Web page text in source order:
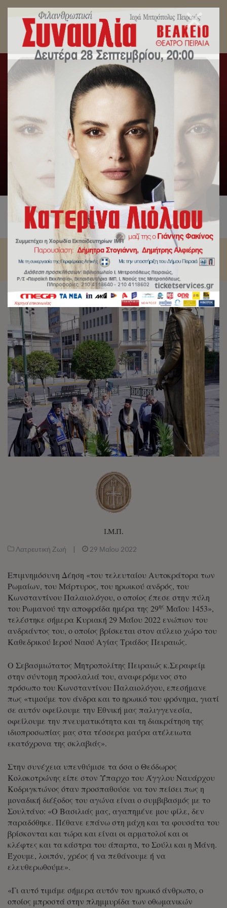
Επιμνημόσυνη Δέηση Κωνσταντίνου
Παλαιολόγου, ενώπιον του ανδριάντος του στον
Καθεδρικό Ιερό Ναό Αγίας Τριάδος Πειραιώς.
Αρχική Λατρευτική Ζωή / Επιμνημόσυνη Δέηση
Κωνσταντίνου Παλαιολόγου, ενώπιον του ανδριάντος του στον
Καθεδρικό Ιερό Ναό Αγίας Τριάδος Πειραιώς.
Ι.Μ.Π.
Λατρευτική Ζωή | 29 Μαΐου 2022
Επιμνημόσυνη Δέηση «του τελευταίου Αυτοκράτορα των
Ρωμαίων, του Μάρτυρος, του ηρωικού ανδρός, του
Κωνσταντίνου Παλαιολόγου, ο οποίος έπεσε στην πύλη
του Ρωμανού την αποφράδα ημέρα της 29ης Μαΐου 1453»,
τελέστηκε σήμερα Κυριακή 29 Μαΐου 2022 ενώπιον του
ανδριάντος του, ο οποίος βρίσκεται στον αύλειο χώρο του
Καθεδρικού Ιερού Ναού Αγίας Τριάδος Πειραιώς.
Ο Σεβασμιώτατος Μητροπολίτης Πειραιώς κ.Σεραφείμ
στην σύντομη προσλαλιά του, αναφερόμενος στο
πρόσωπο του Κωνσταντίνου Παλαιολόγου, επεσήμανε
πως «τιμούμε τον άνδρα και το ηρωικό του φρόνημα, γιατί
σε αυτόν οφείλουμε την Εθνική μας παλιγγενεσία,
οφείλουμε την πνευματικότητα και τη διακράτηση της
ιδιοπροσωπίας μας στα τέσσερα μαύρα ατέλειωτα
εκατόχρονα της σκλαβιάς».
Στην συνέχεια υπενθύμισε τα όσα ο Θεόδωρος
Κολοκοτρώνης είπε στον Ύπαρχο του Άγγλου Ναυάρχου
Κοδριγκτώνος όταν προσπαθούσε να τον πείσει πως η
μοναδική διέξοδος του αγώνα είναι ο συμβιβασμός με το
Σουλτάνο: «Ο Βασιλιάς μας, αγαπημένε μου φίλε, δεν
παραδόθηκε. Πέθανε επάνω στη μάχη και τα φουσάτα του
βρίσκονται και τώρα και είναι οι αρματολοί και οι
κλέφτες και τα κάστρα του άπαρτα, το Σούλι και η Μάνη.
Έχουμε, λοιπόν, χρέος ή να πεθάνουμε ή να
ελευθερωθούμε».
«Γι αυτό τιμάμε σήμερα αυτόν τον ηρωικό άνθρωπο, ο
οποίος μπροστά στην πλημμυρίδα των οθωμανικών